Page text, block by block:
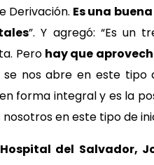
Derivación. Es una
”. Y agregó: “Es un
Pero hay que
nos abre en este tipo
forma integral y es la
en este tipo de
Hospital del Salvador,